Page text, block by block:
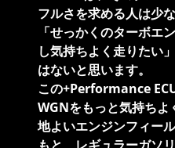
フルさを求める人は少
「せっかくのターボエ
し気持ちよく走りたい
はないと思います。
この+Performance
WGNをもっと気持ち
地よいエンジンフィー